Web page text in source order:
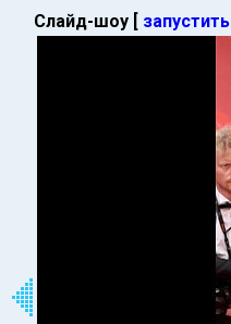
Слайд-шоу [ запустить